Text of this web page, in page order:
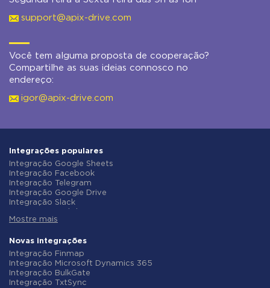
support@apix-drive.com
Você tem alguma proposta de cooperação?
Compartilhe as suas ideias connosco no
endereço:
igor@apix-drive.com
Integrações populares
Integração Google Sheets
Integração Facebook
Integração Telegram
Integração Google Drive
Integração Slack
Integração Gmail
Integração ClickUp
Integração Airtable
Integração Google Contacts
Integração OpenAI (ChatGPT)
Integração Instagram
Mostre mais
Novas integrações
Integração Finmap
Integração Microsoft Dynamics 365
Integração BulkGate
Integração TxtSync